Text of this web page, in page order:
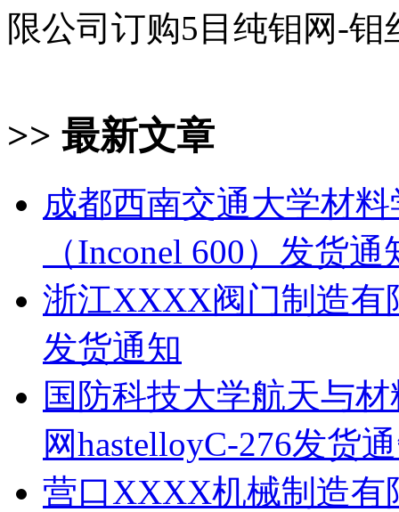
限公司订购5目纯钼网-钼
>> 最新文章
成都西南交通大学材
（Inconel 600）发货通
浙江XXXX阀门制造有
发货通知
国防科技大学航天与
网hastelloyC-276发货
营口XXXX机械制造有